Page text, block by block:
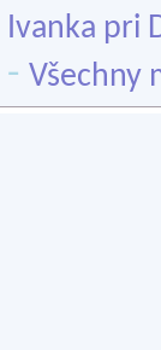
Ivanka pri
- Všechny